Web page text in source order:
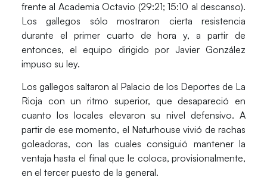
frente al Academia Octavio (29:21; 15:10 al descanso).
Los gallegos sólo mostraron cierta resistencia
durante el primer cuarto de hora y, a partir de
entonces, el equipo dirigido por Javier González
impuso su ley.
Los gallegos saltaron al Palacio de los Deportes de La
Rioja con un ritmo superior, que desapareció en
cuanto los locales elevaron su nivel defensivo. A
partir de ese momento, el Naturhouse vivió de rachas
goleadoras, con las cuales consiguió mantener la
ventaja hasta el final que le coloca, provisionalmente,
en el tercer puesto de la general.